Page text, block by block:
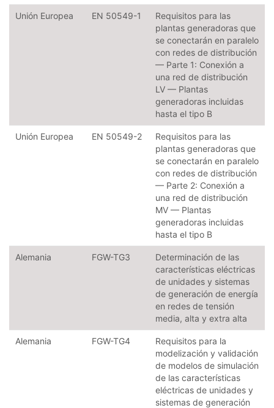
Unión Europea EN 50549-1
Requisitos para las
plantas generadoras que
se conectarán en paralelo
con redes de distribución
— Parte 1: Conexión a
una red de distribución
LV — Plantas
generadoras incluidas
hasta el tipo B
Unión Europea EN 50549-2
Requisitos para las
plantas generadoras que
se conectarán en paralelo
con redes de distribución
— Parte 2: Conexión a
una red de distribución
MV — Plantas
generadoras incluidas
hasta el tipo B
Alemania FGW-TG3
Determinación de las
características eléctricas
de unidades y sistemas
de generación de energía
en redes de tensión
media, alta y extra alta
Alemania FGW-TG4
Requisitos para la
modelización y validación
de modelos de simulación
de las características
eléctricas de unidades y
sistemas de generación